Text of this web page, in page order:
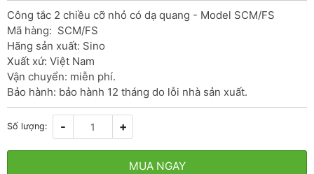
Công tắc 2 chiều cỡ nhỏ có dạ quang - Model SCM/FS
Mã hàng:  SCM/FS
Hãng sản xuất: Sino
Xuất xứ: Việt Nam
Vận chuyển: miễn phí.
Bảo hành: bảo hành 12 tháng do lỗi nhà sản xuất.
Số lượng: - +
MUA NGAY